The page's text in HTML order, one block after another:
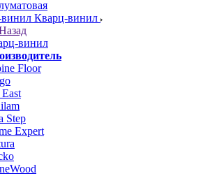
Кварц-винил
винил
Floor
Step
Expert